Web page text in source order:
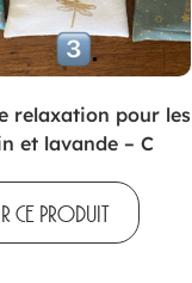
relaxation pour les
et lavande – C
CE PRODUIT